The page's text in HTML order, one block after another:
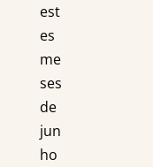
est
es
me
ses
de
jun
ho